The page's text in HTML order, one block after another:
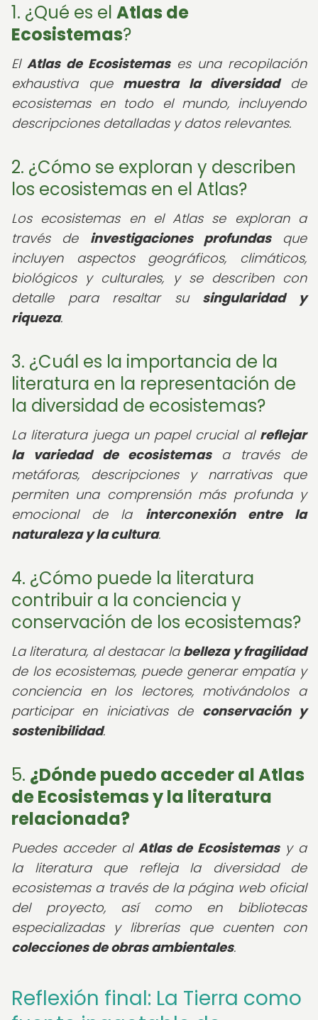
1. ¿Qué es el Atlas de
Ecosistemas?
El Atlas de Ecosistemases una recopilación
exhaustiva que muestra la diversidadde
ecosistemas en todo el mundo, incluyendo
descripciones detalladas y datos relevantes.
2. ¿Cómo se exploran y describen
los ecosistemas en el Atlas?
Los ecosistemas en el Atlas se exploran a
través de investigaciones profundasque
incluyen aspectos geográficos, climáticos,
biológicos y culturales, y se describen con
detalle para resaltar su singularidad y
riqueza.
3. ¿Cuál es la importancia de la
literatura en la representación de
la diversidad de ecosistemas?
La literatura juega un papel crucial al reflejar
la variedad de ecosistemasa través de
metáforas, descripciones y narrativas que
permiten una comprensión más profunda y
emocional de la interconexión entre la
naturaleza y la cultura.
4. ¿Cómo puede la literatura
contribuir a la conciencia y
conservación de los ecosistemas?
La literatura, al destacar la belleza y fragilidad
de los ecosistemas, puede generar empatía y
conciencia en los lectores, motivándolos a
participar en iniciativas de conservación y
sostenibilidad.
5. ¿Dónde puedo acceder al Atlas
de Ecosistemas y la literatura
relacionada?
Puedes acceder al Atlas de Ecosistemasy a
la literatura que refleja la diversidad de
ecosistemas a través de la página web oficial
del proyecto, así como en bibliotecas
especializadas y librerías que cuenten con
colecciones de obras ambientales.
Reflexión final: La Tierra como